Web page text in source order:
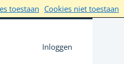
toestaan Cookies niet toestaan
Inloggen